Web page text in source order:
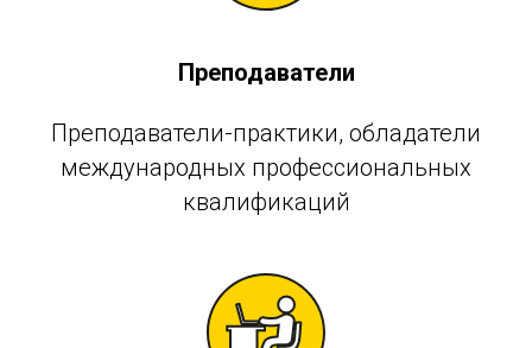
Преподаватели
Преподаватели-практики, обладатели
международных профессиональных
квалификаций